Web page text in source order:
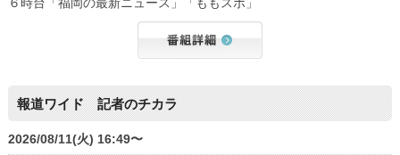
報道ワイド 記者のチカラ
2026/08/11(火) 16:49〜